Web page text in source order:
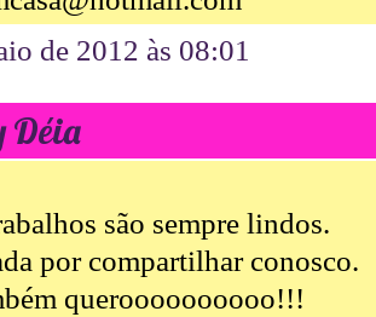
de 2012 às 08:01
Déia
são sempre lindos.
por compartilhar conosco.
queroooooooooo!!!